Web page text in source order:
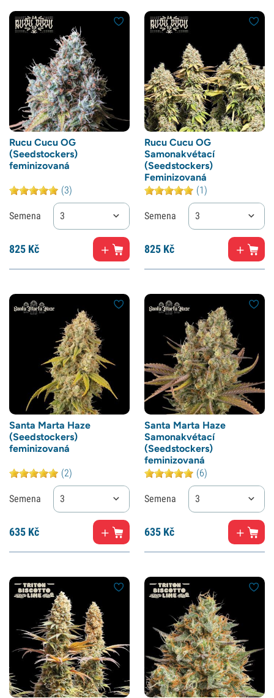
Rucu Cucu OG
(Seedstockers)
feminizovaná
(3)
Semena 3
825 Kč
Rucu Cucu OG
Samonakvétací
(Seedstockers)
Feminizovaná
(1)
Semena 3
825 Kč
Santa Marta Haze
(Seedstockers)
feminizovaná
(2)
Semena 3
635 Kč
Santa Marta Haze
Samonakvétací
(Seedstockers)
feminizovaná
(6)
Semena 3
635 Kč